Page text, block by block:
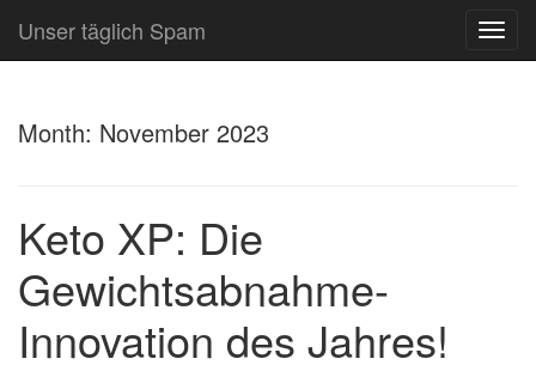
Unser täglich Spam
Month: November 2023
Keto XP: Die
Gewichtsabnahme-
Innovation des Jahres!